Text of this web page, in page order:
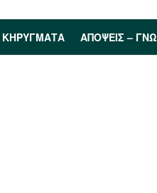
ΚΗΡΎΓΜΑΤΑ ΑΠΌΨΕΙΣ –